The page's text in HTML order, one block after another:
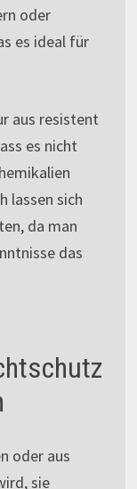
oder
es ideal für
aus resistent
es nicht
lassen sich
da man
das
oder aus
sie